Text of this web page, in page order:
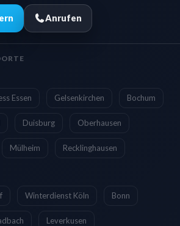
Anrufen
Essen Gelsenkirchen Bochum
Duisburg Oberhausen
Mülheim Recklinghausen
Winterdienst Köln Bonn
Leverkusen